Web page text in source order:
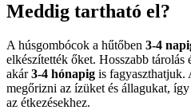
Meddig tartható el?
A húsgombócok a hűtőben 3-4
elkészítették őket. Hosszabb tárolás
akár3-4 hónapig is fagyaszthatjuk.
megőrizni az ízüket és állagukat,
az étkezésekhez.